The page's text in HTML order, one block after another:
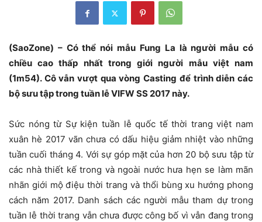
(SaoZone) – Có thể nói mẫu Fung La là người mẫu có
chiều cao thấp nhất trong giới người mẫu việt nam
(1m54). Cô vẫn vượt qua vòng Casting để trình diễn các
bộ sưu tập trong tuần lễ VIFW SS 2017 này.
Sức nóng từ Sự kiện tuần lễ quốc tế thời trang việt nam
xuân hè 2017 vãn chưa có dấu hiệu giảm nhiệt vào những
tuần cuối tháng 4. Với sự góp mặt của hơn 20 bộ sưu tập từ
các nhà thiết kế trong và ngoài nước hưa hẹn se làm mãn
nhãn giới mộ điệu thời trang và thổi bùng xu hướng phong
cách năm 2017. Danh sách các người mẫu tham dự trong
tuần lễ thời trang vẫn chưa được công bố vì vẫn đang trong